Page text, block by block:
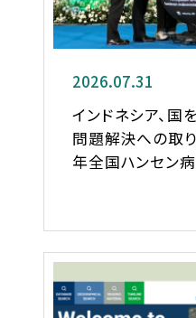
2026.07.31
インドネシア、国
問題解決への取
年全国ハンセン